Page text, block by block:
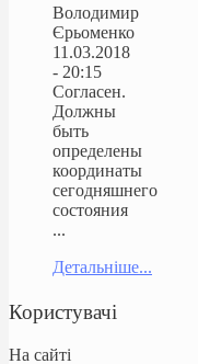
Володимир
Єрьоменко
11.03.2018
- 20:15
Согласен.
Должны
быть
определены
координаты
сегодняшнего
состояния
...
Детальніше...
Користувачі
На сайті